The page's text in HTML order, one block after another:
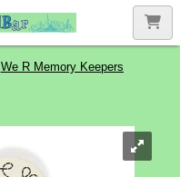
We R Memory Keepers